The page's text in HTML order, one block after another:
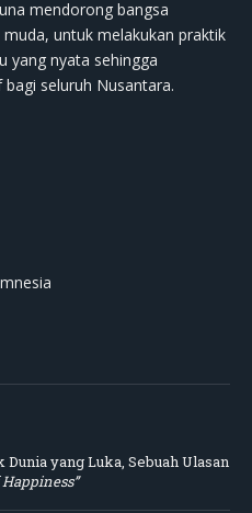
mendorong bangsa
untuk melakukan praktik
yang nyata sehingga
seluruh Nusantara.
yang Luka, Sebuah Ulasan